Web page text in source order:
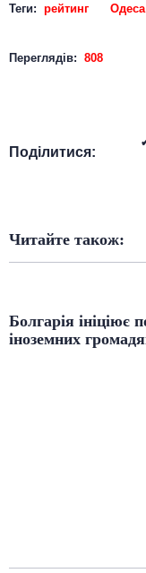
Теги: рейтинг Одеса
Переглядів: 808
Поділитися:
Читайте також:
Болгарія ініціює
іноземних